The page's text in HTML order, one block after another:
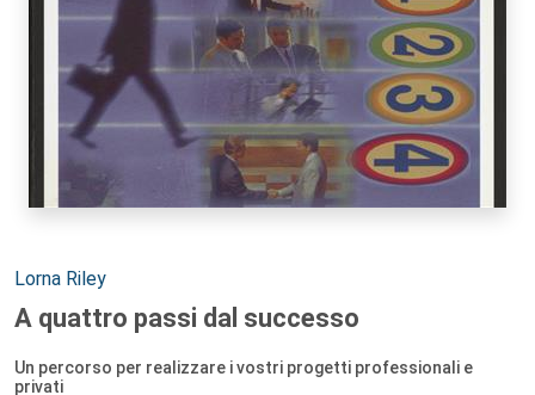
Autori:
Lorna Riley
A quattro passi dal successo
Un percorso per realizzare i vostri progetti professionali e
privati